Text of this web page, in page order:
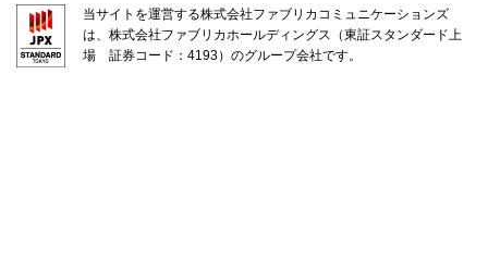
当サイトを運営する株式会社ファブリカコミュニケーションズ
は、株式会社ファブリカホールディングス（東証スタンダード上
場 証券コード：4193）のグループ会社です。